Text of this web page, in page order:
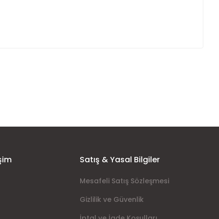
Satış & Yasal Bilgiler
Mesafeli Satış Sözleşmesi
Gizlilik ve Güvenlik